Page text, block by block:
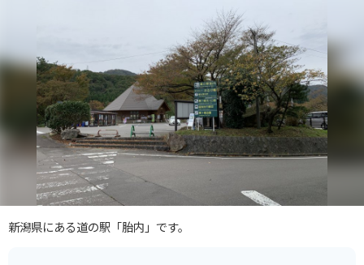
新潟県にある道の駅「胎内」です。